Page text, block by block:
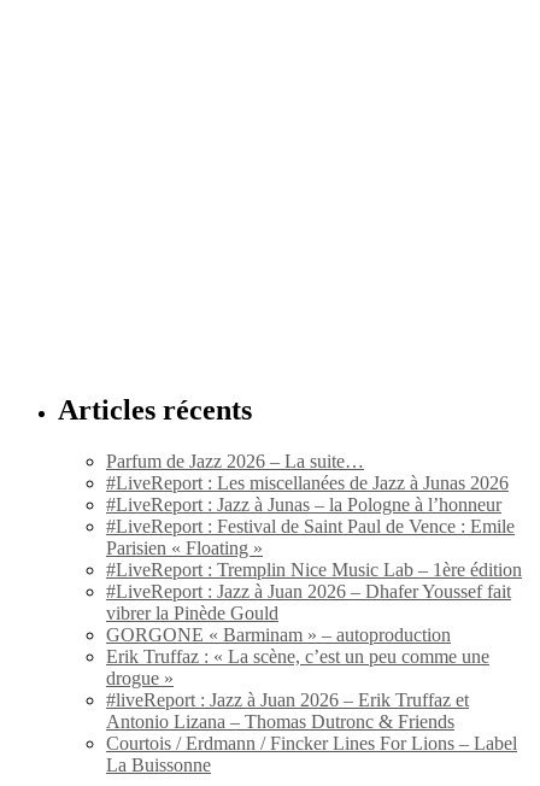
Articles récents
Parfum de Jazz 2026 – La suite…
#LiveReport : Les miscellanées de Jazz à Junas 2026
#LiveReport : Jazz à Junas – la Pologne à l’honneur
#LiveReport : Festival de Saint Paul de Vence : Emile
Parisien « Floating »
#LiveReport : Tremplin Nice Music Lab – 1ère édition
#LiveReport : Jazz à Juan 2026 – Dhafer Youssef fait
vibrer la Pinède Gould
GORGONE « Barminam » – autoproduction
Erik Truffaz : « La scène, c’est un peu comme une
drogue »
#liveReport : Jazz à Juan 2026 – Erik Truffaz et
Antonio Lizana – Thomas Dutronc & Friends
Courtois / Erdmann / Fincker Lines For Lions – Label
La Buissonne